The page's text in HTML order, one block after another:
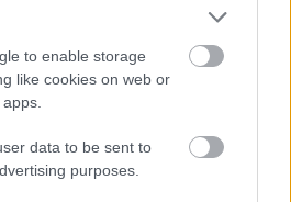
to enable storage
like cookies on web or
data to be sent to
purposes.
mondom, élmény a
el nekem, kérlek, hogy
de csak egy ujjal tudok
már végre azt a számitógépet,